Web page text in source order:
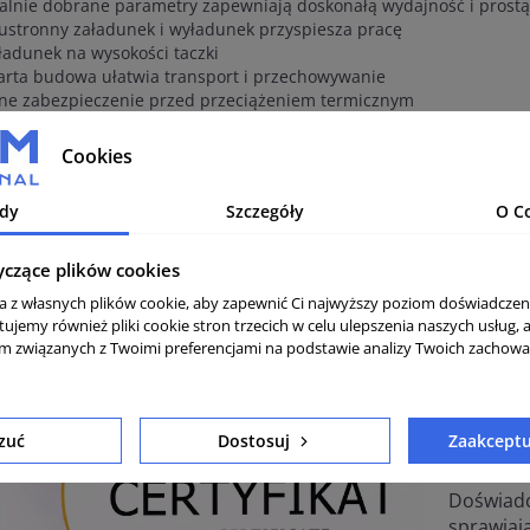
dobrane parametry zapewniają doskonałą wydajność i prostą
załadunek i wyładunek przyspiesza pracę
na wysokości taczki
budowa ułatwia transport i przechowywanie
zabezpieczenie przed przeciążeniem termicznym
wykonanie bębna, ramy
wytrzymałe elementy robocze najwyższej jakości
z mechanizmem wychyłu typu korba.
sprzedawca ALTRAD
Cookies
Szczegóły O
plików cookies
z własnych plików cookie, aby zapewnić Ci najwyższy poziom
również pliki cookie stron trzecich w celu ulepszenia naszych usług,
związanych z Twoimi preferencjami na podstawie analizy Twoich
Dostosuj